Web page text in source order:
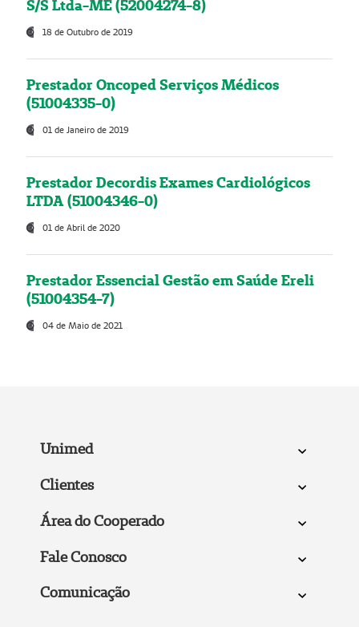
S/S Ltda-ME (52004274-8)
18 de Outubro de 2019
Prestador Oncoped Serviços Médicos
(51004335-0)
01 de Janeiro de 2019
Prestador Decordis Exames Cardiológicos
LTDA (51004346-0)
01 de Abril de 2020
Prestador Essencial Gestão em Saúde Ereli
(51004354-7)
04 de Maio de 2021
Unimed
Clientes
Área do Cooperado
Fale Conosco
Comunicação